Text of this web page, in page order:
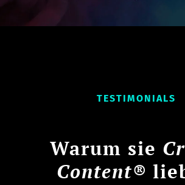
TESTIMONIALS
Warum sie
Content®